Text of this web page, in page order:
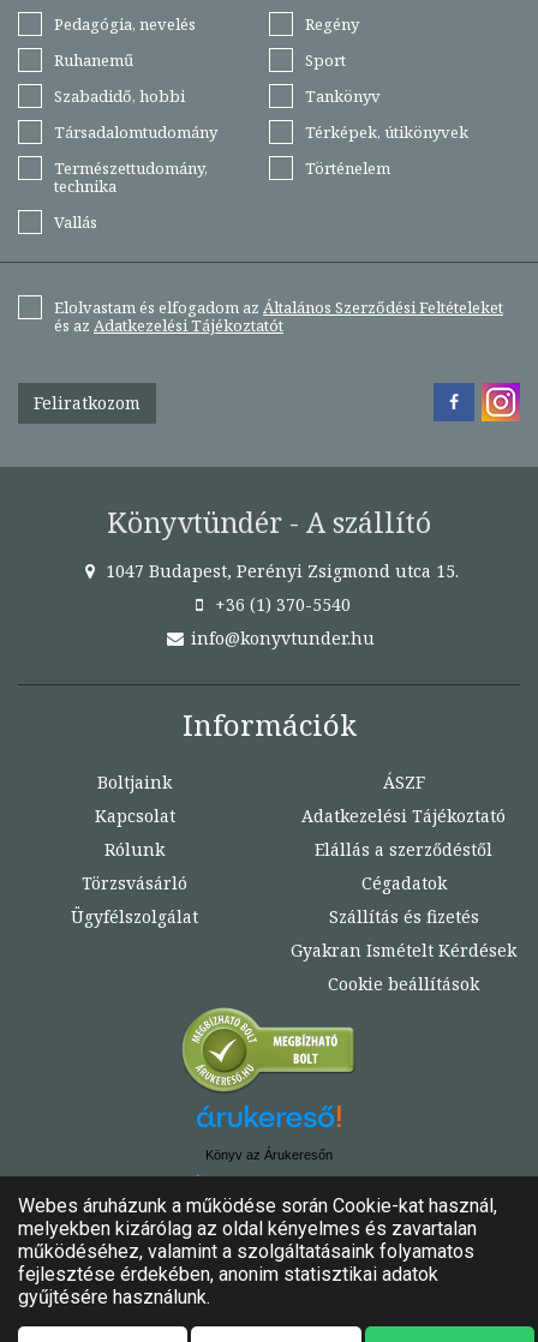
Pedagógia, nevelés
Regény
Ruhanemű
Sport
Szabadidő, hobbi
Tankönyv
Társadalomtudomány
Térképek, útikönyvek
Természettudomány,
technika
Történelem
Vallás
Elolvastam és elfogadom az Általános Szerződési Feltételeket
és az Adatkezelési Tájékoztatót
Feliratkozom
Könyvtündér - A szállító
1047 Budapest, Perényi Zsigmond utca 15.
+36 (1) 370-5540
info@konyvtunder.hu
Információk
Boltjaink
Kapcsolat
Rólunk
Törzsvásárló
Ügyfélszolgálat
ÁSZF
Adatkezelési Tájékoztató
Elállás a szerződéstől
Cégadatok
Szállítás és fizetés
Gyakran Ismételt Kérdések
Cookie beállítások
Könyv az Árukeresőn